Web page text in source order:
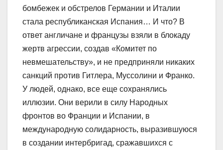
бомбежек и обстрелов Германии и Италии
стала республиканская Испания… И что? В
ответ англичане и французы взяли в блокаду
жертв агрессии, создав «Комитет по
невмешательству», и не предприняли никаких
санкций против Гитлера, Муссолини и Франко.
У людей, однако, все еще сохранялись
иллюзии. Они верили в силу Народных
фронтов во Франции и Испании, в
международную солидарность, выразившуюся
в создании интербригад, сражавшихся с